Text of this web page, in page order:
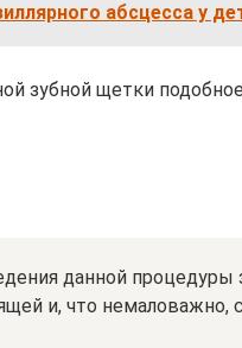
абсцесса у
зубной щетки
данной процедуры
и, что немаловажно,